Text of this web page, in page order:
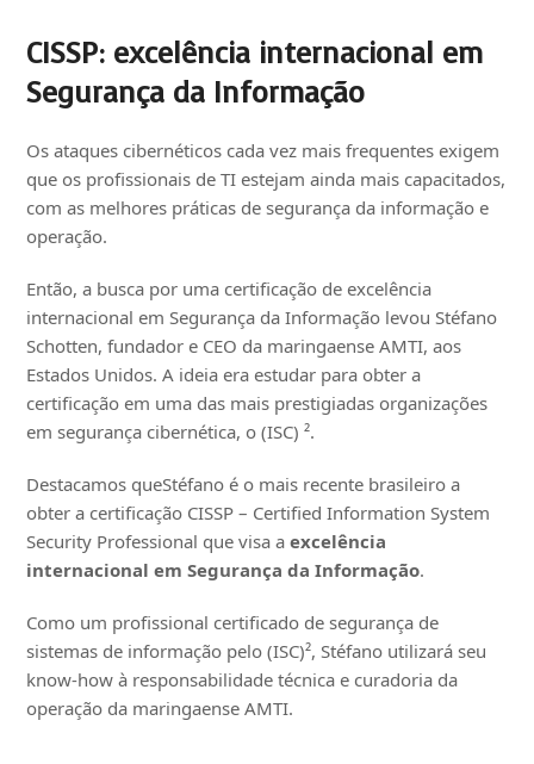
CISSP: excelência internacional em
Segurança da Informação
Os ataques cibernéticos cada vez mais frequentes exigem
que os profissionais de TI estejam ainda mais capacitados,
com as melhores práticas de segurança da informação e
operação.
Então, a busca por uma certificação de excelência
internacional em Segurança da Informação levou Stéfano
Schotten, fundador e CEO da maringaense AMTI, aos
Estados Unidos. A ideia era estudar para obter a
certificação em uma das mais prestigiadas organizações
em segurança cibernética, o (ISC) ².
Destacamos queStéfano é o mais recente brasileiro a
obter a certificação CISSP – Certified Information System
Security Professional que visa aexcelência
internacional em Segurança da Informação.
Como um profissional certificado de segurança de
sistemas de informação pelo (ISC)², Stéfano utilizará seu
know-how à responsabilidade técnica e curadoria da
operação da maringaense AMTI.